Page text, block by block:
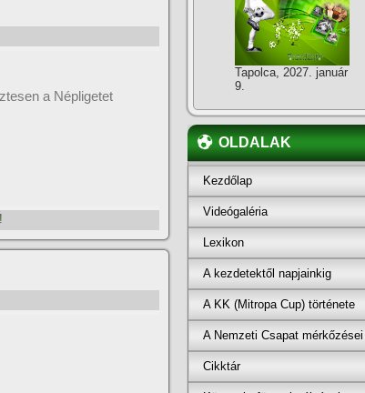
a Népligetet
Tapolca, 2027. január
9.
OLDALAK
Kezdőlap
Videógaléria
Lexikon
A kezdetektől napjainkig
A KK (Mitropa Cup) története
A Nemzeti Csapat mérkőzései
Cikktár